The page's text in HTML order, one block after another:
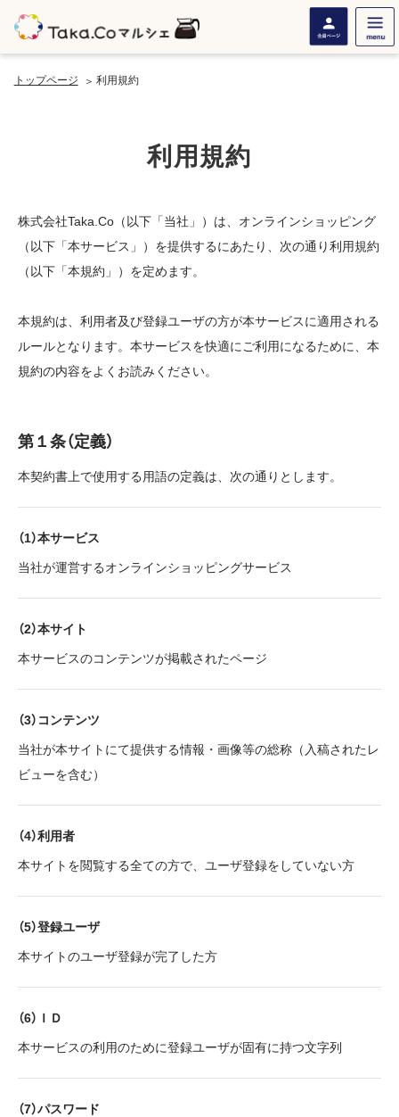
トップページ 利用規約
利用規約
株式会社Taka.Co（以下「当社」）は、オンラインショッピング
（以下「本サービス」）を提供するにあたり、次の通り利用規約
（以下「本規約」）を定めます。
本規約は、利用者及び登録ユーザの方が本サービスに適用される
ルールとなります。本サービスを快適にご利用になるために、本
規約の内容をよくお読みください。
第１条（定義）
本契約書上で使用する用語の定義は、次の通りとします。
（1）本サービス
当社が運営するオンラインショッピングサービス
（2）本サイト
本サービスのコンテンツが掲載されたページ
（3）コンテンツ
当社が本サイトにて提供する情報・画像等の総称（入稿されたレ
ビューを含む）
（4）利用者
本サイトを閲覧する全ての方で、ユーザ登録をしていない方
（5）登録ユーザ
本サイトのユーザ登録が完了した方
（6）ＩＤ
本サービスの利用のために登録ユーザが固有に持つ文字列
（7）パスワード